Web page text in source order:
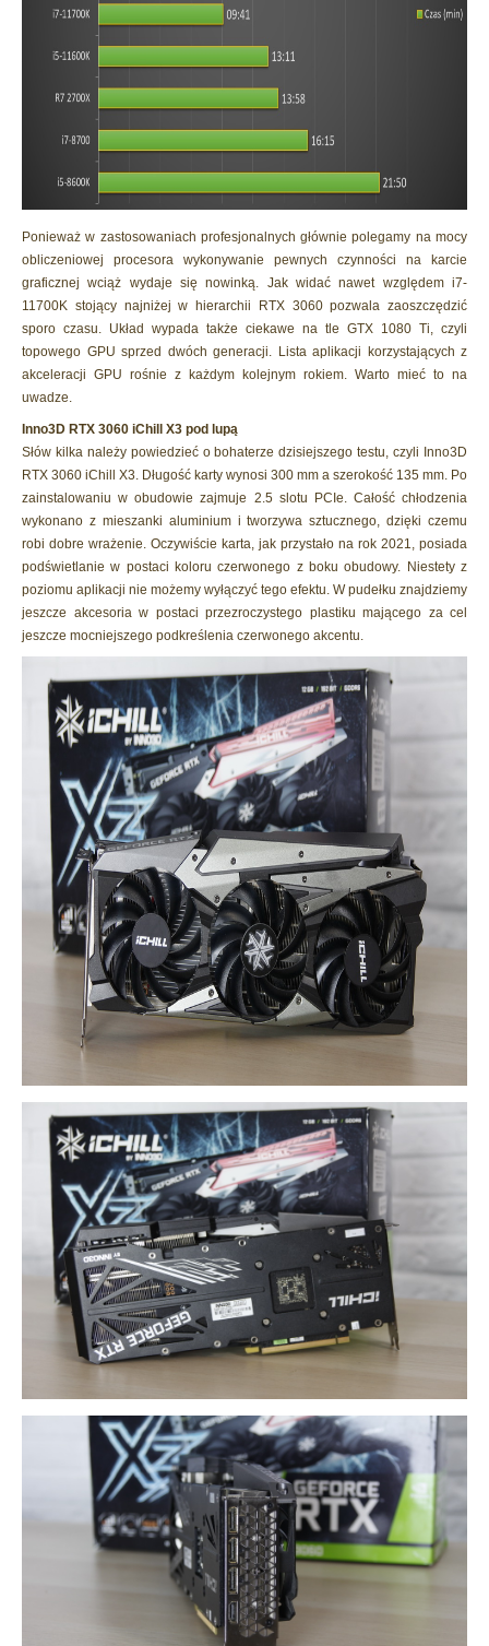
Ponieważ w zastosowaniach profesjonalnych głównie polegamy na mocy
obliczeniowej procesora wykonywanie pewnych czynności na karcie
graficznej wciąż wydaje się nowinką. Jak widać nawet względem i7-
11700K stojący najniżej w hierarchii RTX 3060 pozwala zaoszczędzić
sporo czasu. Układ wypada także ciekawe na tle GTX 1080 Ti, czyli
topowego GPU sprzed dwóch generacji. Lista aplikacji korzystających z
akceleracji GPU rośnie z każdym kolejnym rokiem. Warto mieć to na
uwadze.
Inno3D RTX 3060 iChill X3 pod lupą
Słów kilka należy powiedzieć o bohaterze dzisiejszego testu, czyli Inno3D
RTX 3060 iChill X3. Długość karty wynosi 300 mm a szerokość 135 mm. Po
zainstalowaniu w obudowie zajmuje 2.5 slotu PCIe. Całość chłodzenia
wykonano z mieszanki aluminium i tworzywa sztucznego, dzięki czemu
robi dobre wrażenie. Oczywiście karta, jak przystało na rok 2021, posiada
podświetlanie w postaci koloru czerwonego z boku obudowy. Niestety z
poziomu aplikacji nie możemy wyłączyć tego efektu. W pudełku znajdziemy
jeszcze akcesoria w postaci przezroczystego plastiku mającego za cel
jeszcze mocniejszego podkreślenia czerwonego akcentu.